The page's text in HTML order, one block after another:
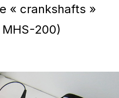
« crankshafts »
200)